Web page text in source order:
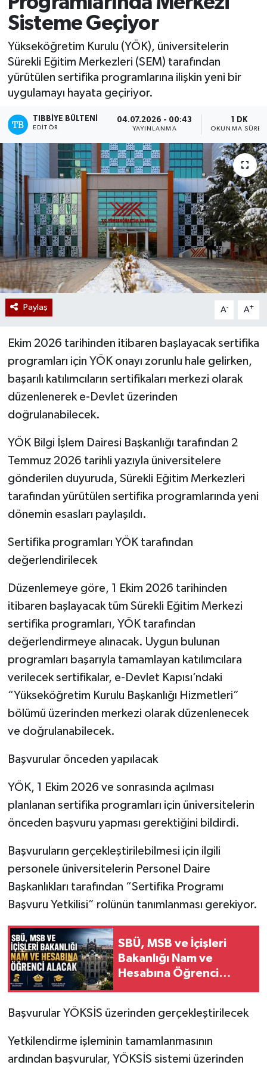
Sisteme Geçiyor
Yükseköğretim Kurulu (YÖK), üniversitelerin
Sürekli Eğitim Merkezleri (SEM) tarafından
yürütülen sertifika programlarına ilişkin yeni bir
uygulamayı hayata geçiriyor.
TIBBIYE BÜLTENI
EDITÖR
04.07.2026 - 00:43
YAYINLANMA
1 DK
OKUNMA
Paylaş A- A+
Ekim 2026 tarihinden itibaren başlayacak sertifika
programları için YÖK onayı zorunlu hale gelirken,
başarılı katılımcıların sertifikaları merkezi olarak
düzenlenerek e-Devlet üzerinden
doğrulanabilecek.
YÖK Bilgi İşlem Dairesi Başkanlığı tarafından 2
Temmuz 2026 tarihli yazıyla üniversitelere
gönderilen duyuruda, Sürekli Eğitim Merkezleri
tarafından yürütülen sertifika programlarında yeni
dönemin esasları paylaşıldı.
Sertifika programları YÖK tarafından
değerlendirilecek
Düzenlemeye göre, 1 Ekim 2026 tarihinden
itibaren başlayacak tüm Sürekli Eğitim Merkezi
sertifika programları, YÖK tarafından
değerlendirmeye alınacak. Uygun bulunan
programları başarıyla tamamlayan katılımcılara
verilecek sertifikalar, e-Devlet Kapısı’ndaki
“Yükseköğretim Kurulu Başkanlığı Hizmetleri”
bölümü üzerinden merkezi olarak düzenlenecek
ve doğrulanabilecek.
Başvurular önceden yapılacak
YÖK, 1 Ekim 2026 ve sonrasında açılması
planlanan sertifika programları için üniversitelerin
önceden başvuru yapması gerektiğini bildirdi.
Başvuruların gerçekleştirilebilmesi için ilgili
personele üniversitelerin Personel Daire
Başkanlıkları tarafından “Sertifika Programı
Başvuru Yetkilisi” rolünün tanımlanması gerekiyor.
SBÜ, MSB ve İçişleri
Bakanlığı Nam ve
Hesabına Öğrenci
Başvurular YÖKSİS üzerinden gerçekleştirilecek
Yetkilendirme işleminin tamamlanmasının
ardından başvurular, YÖKSİS sistemi üzerinden
Mevzuat